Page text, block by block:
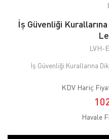
İş Güvenliği
LVH-
İş Güvenliği Kurallarına
KDV Hariç
Havale